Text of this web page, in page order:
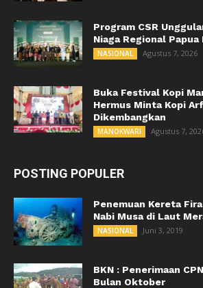
Program CSR
Niaga Regional
NASIONAL Agustus 7, 2026
Buka Festival Kopi
Hermus Minta Kopi
Dikembangkan
MANOKWARI Agustus 7,
POSTING POPULER
Penemuan Kereta
Nabi Musa di Laut
NASIONAL Juni 3, 2019
BKN : Penerimaan
Bulan Oktober